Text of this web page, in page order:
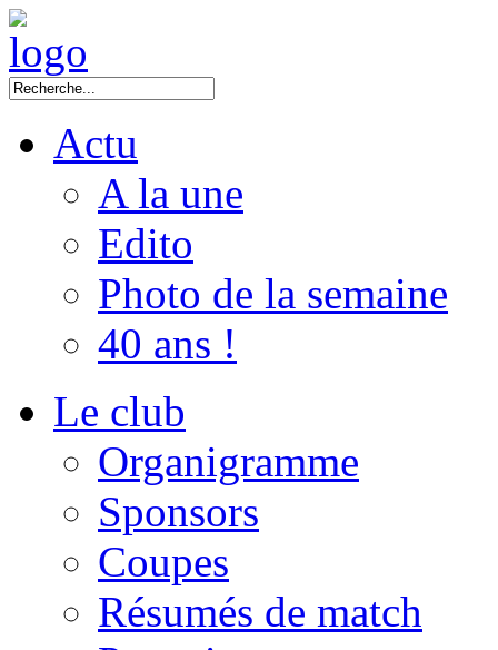
Actu
A la une
Edito
Photo de la semaine
40 ans !
Le club
Organigramme
Sponsors
Coupes
Résumés de match